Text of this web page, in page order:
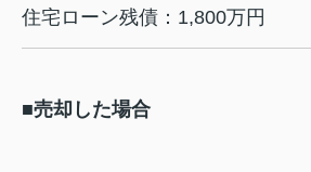
住宅ローン残債：1,800万円
■売却した場合